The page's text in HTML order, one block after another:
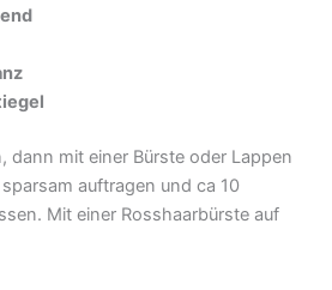
dann mit einer Bürste oder Lappen
auftragen und ca 10
Mit einer Rosshaarbürste auf